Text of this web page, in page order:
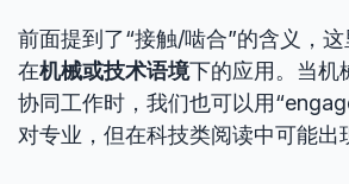
前面提到了“接触/啮合”的含义，
在机械或技术语境下的应用。当机
协同工作时，我们也可以用
对专业，但在科技类阅读中可能出